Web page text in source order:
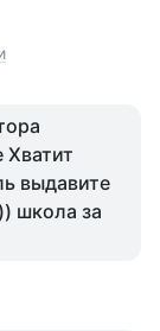
Хватит
выдавите
школа за